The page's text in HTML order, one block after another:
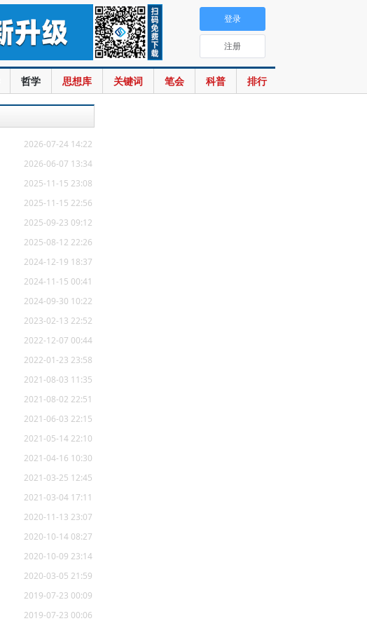
哲学 思想库 关键词 笔会 科普 排行
登录
注册
2026-07-24 14:22
2026-06-07 13:34
2025-11-15 23:08
2025-11-15 22:56
2025-09-23 09:12
2025-08-12 22:26
2024-12-19 18:37
2024-11-15 00:41
2024-09-30 10:22
2023-02-13 22:52
2022-12-07 00:44
2022-01-23 23:58
2021-08-03 11:35
2021-08-02 22:51
2021-06-03 22:15
2021-05-14 22:10
2021-04-16 10:30
2021-03-25 12:45
2021-03-04 17:11
2020-11-13 23:07
2020-10-14 08:27
2020-10-09 23:14
2020-03-05 21:59
2019-07-23 00:09
2019-07-23 00:06